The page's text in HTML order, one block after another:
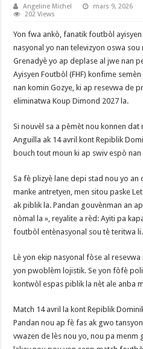
Angeline Michel mars 9, 2026
202 Views
Yon fwa ankò, fanatik foutbòl
nasyonal yo nan televizyon oswa
Grenadyè yo ap deplase al jwe nan
Ayisyen Foutbòl (FHF) konfime
nan komin Gozye, ki ap resevwa de
eliminatwa Koup Dimond 2027 la.
‎​Si nouvèl sa a pèmèt nou konnen
Anguilla ak 14 avril kont Repiblik
bouch tout moun ki ap swiv espò nan
‎​Sa fè plizyè lane depi stad nou yo an
manke antretyen, men sitou paske
ak piblik la. Pandan gouvènman an
nòmal la », reyalite a rèd: Ayiti pa
foutbòl entènasyonal sou tè teritwa li.
‎​Lè yon ekip nasyonal fòse al
yon pwoblèm lojistik. Se yon fòfè
kontwòl espas piblik la nèt ale anba
‎Match 14 avril la kont Repiblik
Pandan nou ap fè fas ak gwo
vwazen de lès nou yo, nou pa menm